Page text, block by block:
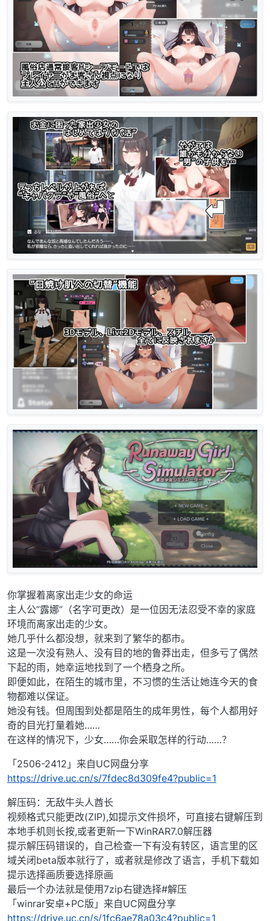
你掌握着离家出走少女的命运
主人公“露娜”（名字可更改）是一位因无法忍受不幸的家庭
环境而离家出走的少女。
她几乎什么都没想，就来到了繁华的都市。
这是一次没有熟人、没有目的地的鲁莽出走，但多亏了偶然
下起的雨，她幸运地找到了一个栖身之所。
即便如此，在陌生的城市里，不习惯的生活让她连今天的食
物都难以保证。
她没有钱。但周围到处都是陌生的成年男性，每个人都用好
奇的目光打量着她……
在这样的情况下，少女……你会采取怎样的行动……？
「2506-2412」来自UC网盘分享
https://drive.uc.cn/s/7fdec8d309fe4?public=1
解压码：无敌牛头人酋长
视频格式只能更改(ZIP),如提示文件损坏，可直接右键解压到
本地手机则长按,或者更新一下WinRAR7.0解压器
提示解压码错误的，自己检查一下有没有转区，语言里的区
域关闭beta版本就行了，或者就是修改了语言，手机下载如
提示选择画质要选择原画
最后一个办法就是使用7zip右键选择#解压
「winrar安卓+PC版」来自UC网盘分享
https://drive.uc.cn/s/1fc6ae78a03c4?public=1